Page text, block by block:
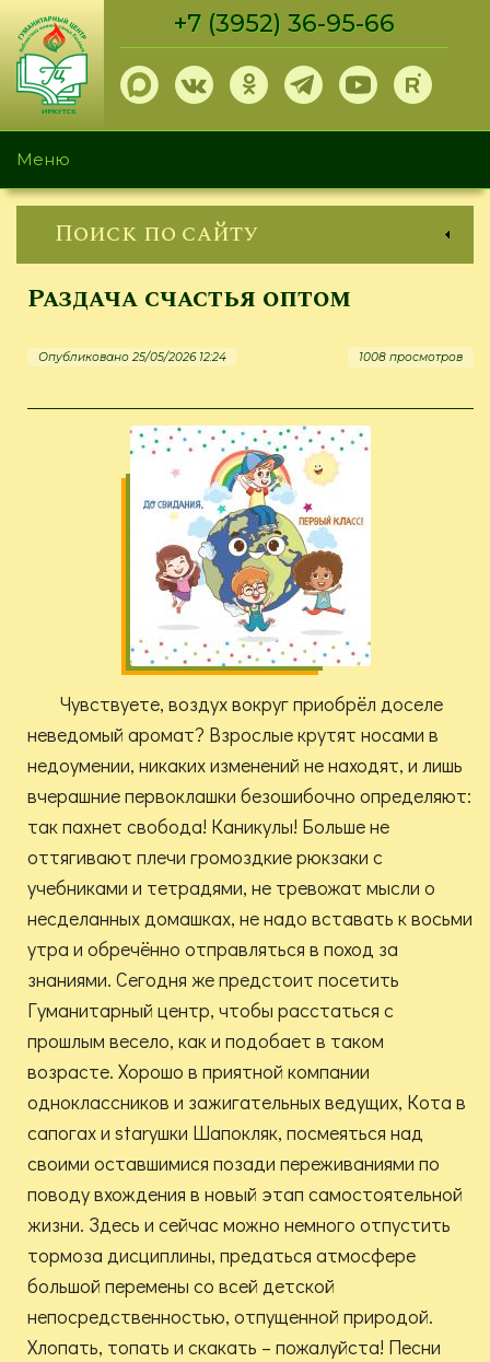
Перейти
основному
содержанию
+7 (3952) 36-95-66
Меню
Поиск по сайту
Раздача счастья оптом
Опубликовано 25/05/2026 12:24 1008 просмотров
Чувствуете, воздух вокруг приобрёл доселе
неведомый аромат? Взрослые крутят носами в
недоумении, никаких изменений не находят, и лишь
вчерашние первоклашки безошибочно определяют:
так пахнет свобода! Каникулы! Больше не
оттягивают плечи громоздкие рюкзаки с
учебниками и тетрадями, не тревожат мысли о
несделанных домашках, не надо вставать к восьми
утра и обречённо отправляться в поход за
знаниями. Сегодня же предстоит посетить
Гуманитарный центр, чтобы расстаться с
прошлым весело, как и подобает в таком
возрасте. Хорошо в приятной компании
одноклассников и зажигательных ведущих, Кота в
сапогах и starушки Шапокляк, посмеяться над
своими оставшимися позади переживаниями по
поводу вхождения в новый этап самостоятельной
жизни. Здесь и сейчас можно немного отпустить
тормоза дисциплины, предаться атмосфере
большой перемены со всей детской
непосредственностью, отпущенной природой.
Хлопать, топать и скакать – пожалуйста! Песни